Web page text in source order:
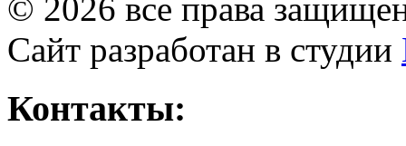
© 2026 все права
Сайт разработан в студии
Контакты: